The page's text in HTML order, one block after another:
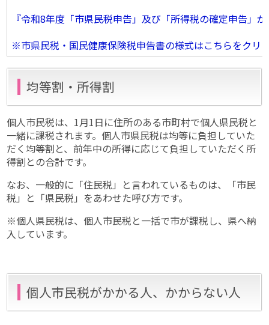
『令和8年度「市県民税申告」及び「所得税の確定申告」
※市県民税・国民健康保険税申告書の様式はこちらをクリ
均等割・所得割
個人市民税は、1月1日に住所のある市町村で個人県民税と
一緒に課税されます。個人市県民税は均等に負担していた
だく均等割と、前年中の所得に応じて負担していただく所
得割との合計です。
なお、一般的に「住民税」と言われているものは、「市民
税」と「県民税」をあわせた呼び方です。
※個人県民税は、個人市民税と一括で市が課税し、県へ納
入しています。
個人市民税がかかる人、かからない人